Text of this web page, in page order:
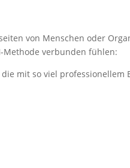
von Menschen oder
Methode verbunden fühlen:
die mit so viel professionellem